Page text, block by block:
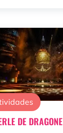
DE DRAGONE